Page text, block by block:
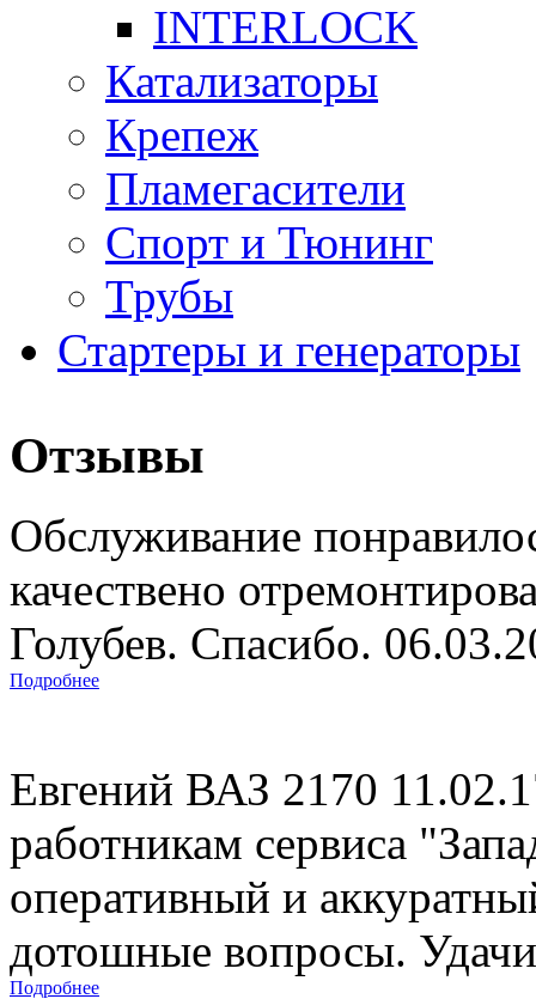
INTERLOCK
Катализаторы
Крепеж
Пламегасители
Спорт и Тюнинг
Трубы
Стартеры и генераторы
Отзывы
Обслуживание
качествено
Голубев. Спасибо.
Подробнее
Евгений ВАЗ 2170
работникам сервиса
оперативный и
дотошные вопросы. Удачи
Подробнее